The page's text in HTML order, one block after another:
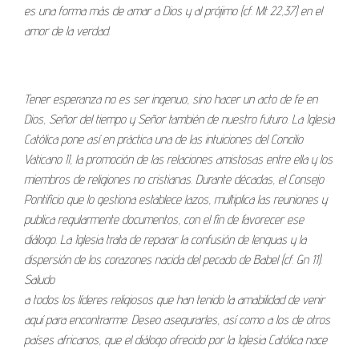
es una forma más de amar a Dios y al prójimo (cf. Mt 22,37) en el
amor de la verdad.
Tener esperanza no es ser ingenuo, sino hacer un acto de fe en
Dios, Señor del tiempo y Señor también de nuestro futuro. La Iglesia
Católica pone así en práctica una de las intuiciones del Concilio
Vaticano II, la promoción de las relaciones amistosas entre ella y los
miembros de religiones no cristianas. Durante décadas, el Consejo
Pontificio que lo gestiona establece lazos, multiplica las reuniones y
publica regularmente documentos, con el fin de favorecer ese
diálogo. La Iglesia trata de reparar la confusión de lenguas y la
dispersión de los corazones nacida del pecado de Babel (cf. Gn 11).
Saludo
a todos los líderes religiosos que han tenido la amabilidad de venir
aquí para encontrarme. Deseo asegurarles, así como a los de otros
países africanos, que el diálogo ofrecido por la Iglesia Católica nace